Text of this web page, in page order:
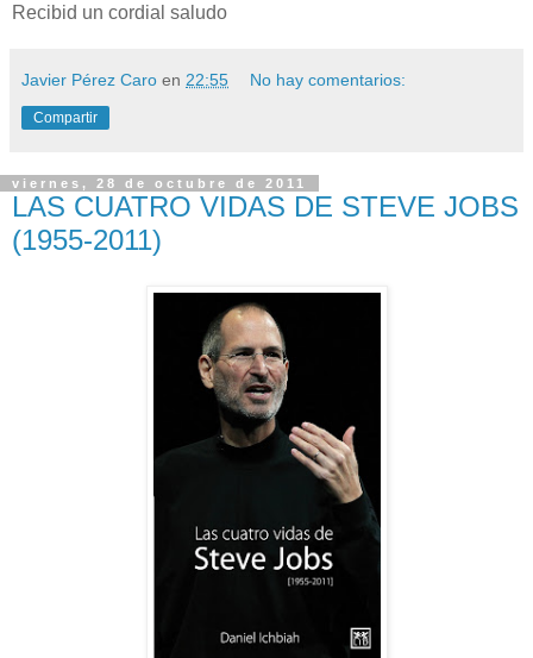
Recibid un cordial saludo
Javier Pérez Caro en 22:55 No hay comentarios:
Compartir
viernes, 28 de octubre de 2011
LAS CUATRO VIDAS DE STEVE JOBS
(1955-2011)